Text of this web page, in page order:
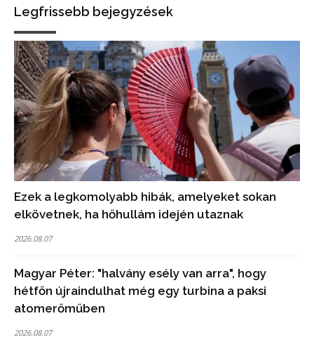
Legfrissebb bejegyzések
Ezek a legkomolyabb hibák, amelyeket sokan
elkövetnek, ha hőhullám idején utaznak
2026.08.07
Magyar Péter: "halvány esély van arra", hogy
hétfőn újraindulhat még egy turbina a paksi
atomerőműben
2026.08.07